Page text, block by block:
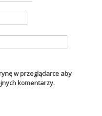
w przeglądarce aby
komentarzy.